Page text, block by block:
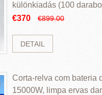
különkiadás (100
€370
€899.00
DETAIL
Corta-relva com bateria
15000W, limpa ervas